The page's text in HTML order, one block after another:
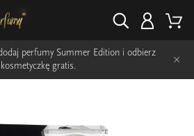
perfumy Summer Edition i odbierz
kosmetyczkę gratis.
×